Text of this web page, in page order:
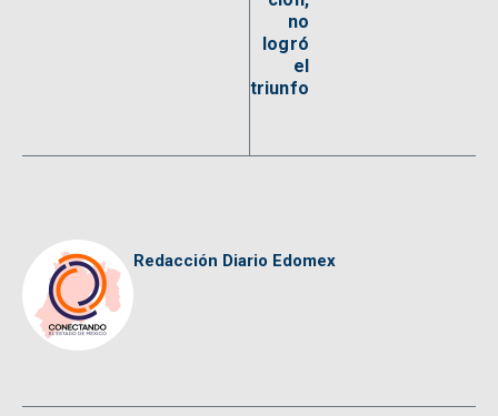
no
logró
el
triunfo
Redacción Diario Edomex